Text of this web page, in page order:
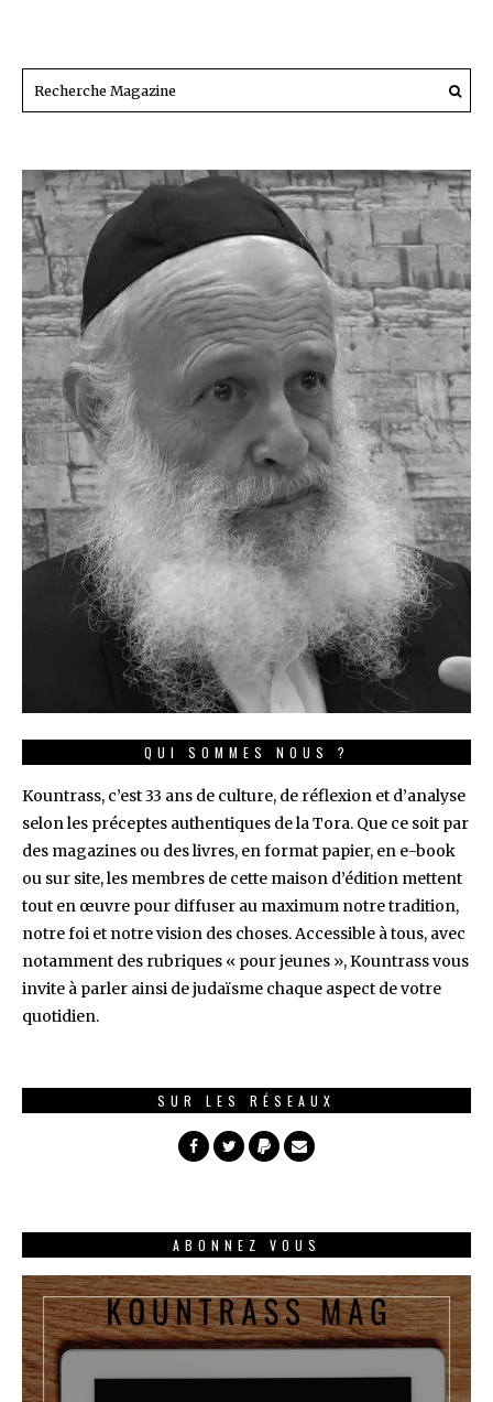
QUI SOMMES NOUS ?
Kountrass, c’est 33 ans de culture, de réflexion et d’analyse
selon les préceptes authentiques de la Tora. Que ce soit par
des magazines ou des livres, en format papier, en e-book
ou sur site, les membres de cette maison d’édition mettent
tout en œuvre pour diffuser au maximum notre tradition,
notre foi et notre vision des choses. Accessible à tous, avec
notamment des rubriques « pour jeunes », Kountrass vous
invite à parler ainsi de judaïsme chaque aspect de votre
quotidien.
SUR LES RÉSEAUX
ABONNEZ VOUS